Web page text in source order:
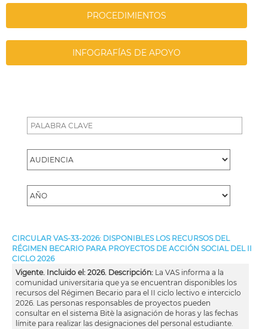
PROCEDIMIENTOS
INFOGRAFÍAS DE APOYO
CIRCULAR VAS-33-2026: DISPONIBLES LOS RECURSOS DEL
RÉGIMEN BECARIO PARA PROYECTOS DE ACCIÓN SOCIAL DEL II
CICLO 2026
Vigente. Incluido el: 2026. Descripción: La VAS informa a la
comunidad universitaria que ya se encuentran disponibles los
recursos del Régimen Becario para el II ciclo lectivo e interciclo
2026. Las personas responsables de proyectos pueden
consultar en el sistema Bitè la asignación de horas y las fechas
límite para realizar las designaciones del personal estudiante.